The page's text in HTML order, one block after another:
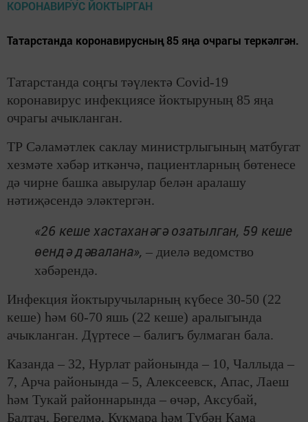
Татарстанда коронавирусның 85 яңа очрагы теркәлгән.
Татарстанда соңгы тәүлектә Covid-19
коронавирус инфекциясе йоктыруның 85 яңа
очрагы ачыкланган.
ТР Сәламәтлек саклау министрлыгының матбугат
хезмәте хәбәр иткәнчә, пациентларның бөтенесе
дә чирне башка авырулар белән аралашу
нәтиҗәсендә эләктергән.
«26 кеше хастаханәгә озатылган, 59 кеше
өендә дәвалана», – диелә ведомство
хәбәрендә.
Инфекция йоктыручыларның күбесе 30-50 (22
кеше) һәм 60-70 яшь (22 кеше) аралыгында
ачыкланган. Дүртесе – балигъ булмаган бала.
Казанда – 32, Нурлат районында – 10, Чаллыда –
7, Арча районында – 5, Алексеевск, Апас, Лаеш
һәм Тукай районнарында – өчәр, Аксубай,
Балтач, Бөгелмә, Кукмара һәм Түбән Кама